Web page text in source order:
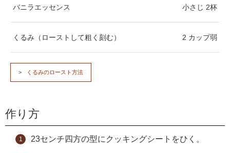
バニラエッセンス 小さじ 2杯
くるみ（ローストして粗く刻む） 2 カップ弱
くるみのロースト方法
作り方
23センチ四方の型にクッキングシートをひく。